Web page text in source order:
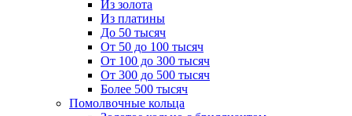
Из золота
Из платины
До 50 тысяч
От 50 до 100 тысяч
От 100 до 300 тысяч
От 300 до 500 тысяч
Более 500 тысяч
Помолвочные кольца